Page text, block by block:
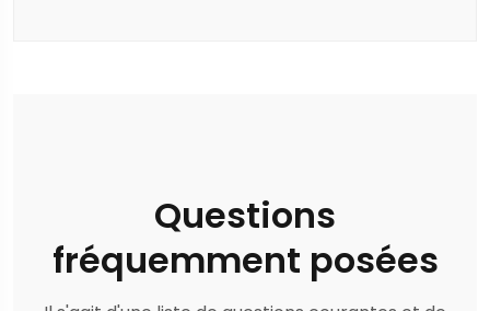
Questions
fréquemment posées